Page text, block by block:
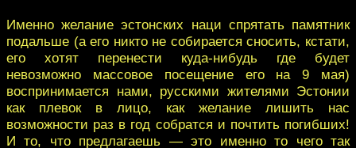
Именно желание эстонских наци спрятать памятник
подальше (а его никто не собирается сносить, кстати,
его хотят перенести куда-нибудь где будет
невозможно массовое посещение его на 9 мая)
воспринимается нами, русскими жителями Эстонии
как плевок в лицо, как желание лишить нас
возможности раз в год собратся и почтить погибших!
И то, что предлагаешь — это именно то чего так